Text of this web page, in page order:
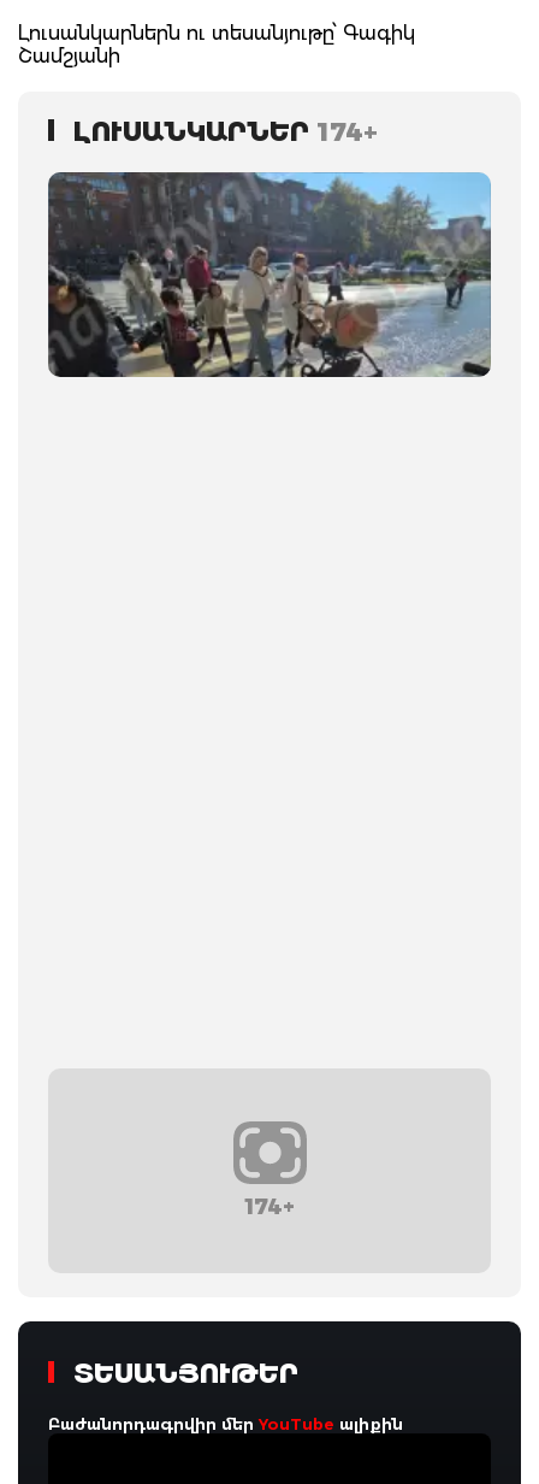
Լուսանկարներն ու տեսանյութը՝ Գագիկ
Շամշյանի
ԼՈՒՍԱՆԿԱՐՆԵՐ 174+
174+
ՏԵՍԱՆՅՈՒԹԵՐ
Բաժանորդագրվիր մերYouTube ալիքին